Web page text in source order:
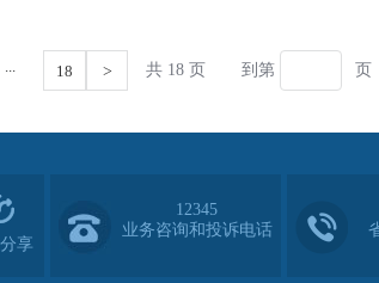
享
12345
业务咨询和投诉电话